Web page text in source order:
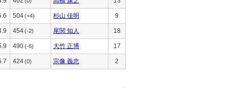
504(+4) 杉山 佳明 9
454(-2) 尾関 知人 18
490(-6) 大竹 正博 17
424(0) 宗像 義忠 2